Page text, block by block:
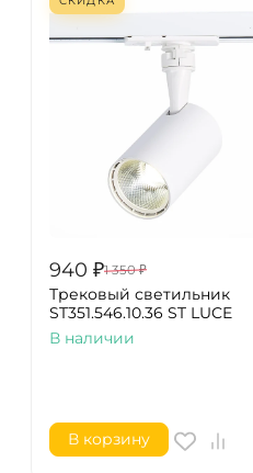
940 ₽1 350 ₽
Трековый светильник
ST351.546.10.36 ST LUCE
В наличии
В корзину